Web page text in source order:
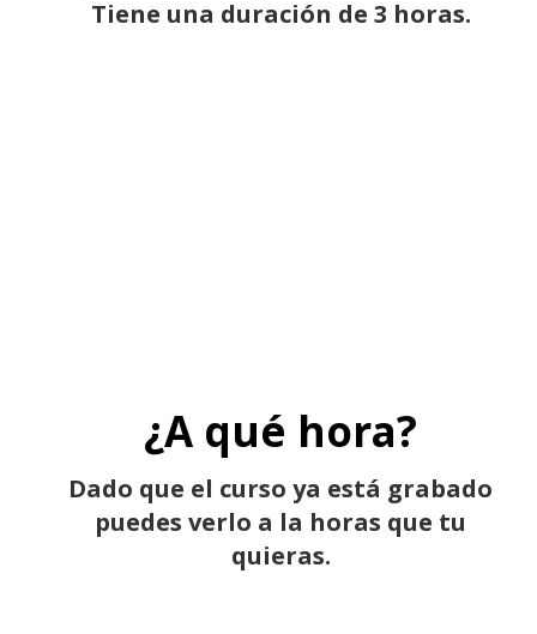
Tiene una duración de 3 horas.
¿A qué hora?
Dado que el curso ya está grabado
puedes verlo a la horas que tu
quieras.